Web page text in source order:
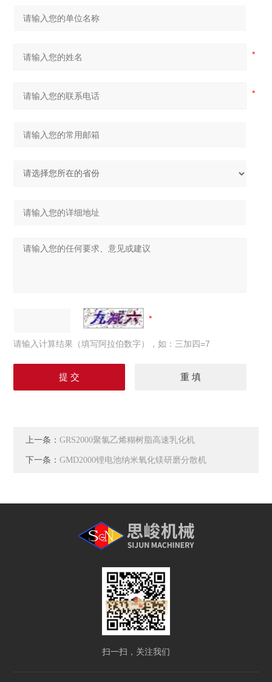
请输入计算结果（填写阿拉伯数字），如：三加四=7
上一条：GRS2000聚氯乙烯糊树脂高速乳化机
下一条：GMD2000锂电池纳米氧化镁研磨分散机
扫一扫，关注我们